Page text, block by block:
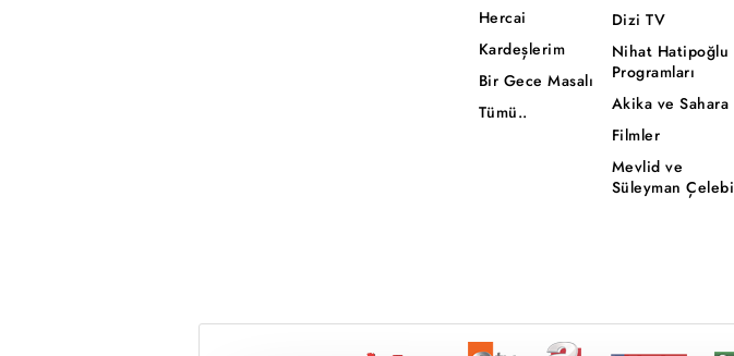
Reddet
Hercai
Kardeşlerim
Bir Gece Masalı
Tümü..
Dizi TV
Nihat Hatipoğlu
Programları
Akika ve Sahara
Filmler
Mevlid ve
Süleyman Çelebi